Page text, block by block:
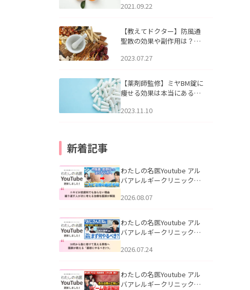
2021.09.22
【教えてドクター】防風通
聖散の効果や副作用は？長
2023.07.27
【薬剤師監修】ミヤBM錠に
痩せる効果は本当にある
2023.11.10
新着記事
わたしの名医Youtube アル
バアレルギークリニック札
らない理由｜繰り返す人が
説」を公開いたしました。
2026.08.07
わたしの名医Youtube アル
バアレルギークリニック札
える男性へ｜医師が教える
公開いたしました。
2026.07.24
わたしの名医Youtube アル
バアレルギークリニック札